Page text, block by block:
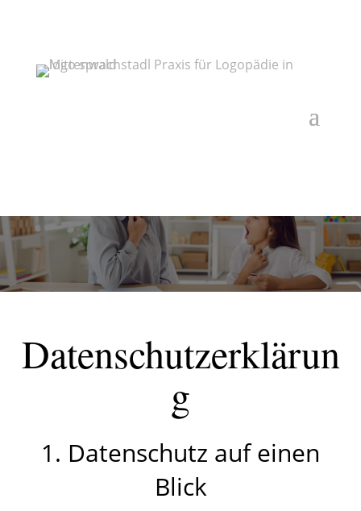
Datenschutzerklärun
g
1. Datenschutz auf einen
Blick